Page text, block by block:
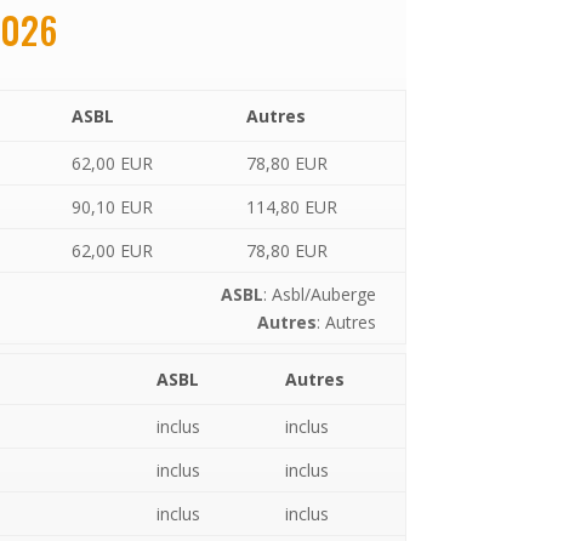
ASBL Autres
ASBL: Asbl/Auberge
Autres: Autres
62,00 EUR
78,80 EUR
90,10 EUR
114,80 EUR
62,00 EUR 78,80 EUR
ASBL Autres
inclus
inclus
inclus
inclus
inclus
inclus